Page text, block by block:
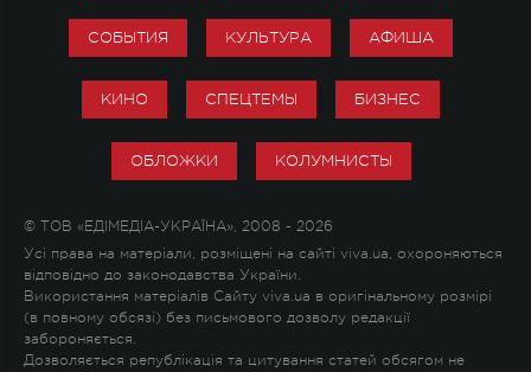
СОБЫТИЯ КУЛЬТУРА АФИША
КИНО СПЕЦТЕМЫ БИЗНЕС
ОБЛОЖКИ КОЛУМНИСТЫ
© ТОВ «ЕДІМЕДІА-УКРАЇНА», 2008 - 2026
Усі права на матеріали, розміщені на сайті viva.ua, охороняються
відповідно до законодавства України.
Використання матеріалів Сайту viva.ua в оригінальному розмірі
(в повному обсязі) без письмового дозволу редакції
забороняється.
Дозволяється републікація та цитування статей обсягом не